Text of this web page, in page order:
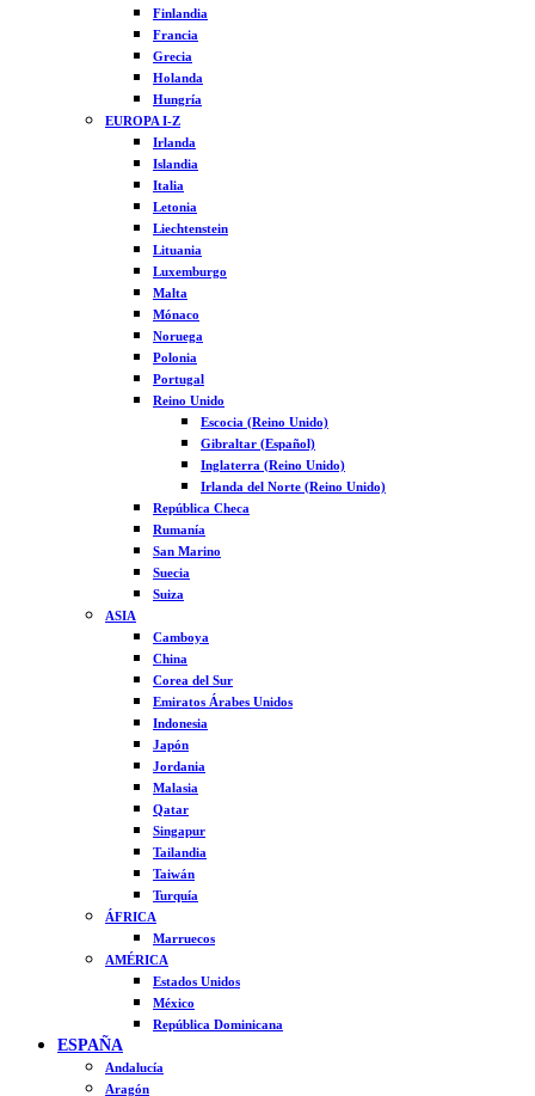
Finlandia
Francia
Grecia
Holanda
Hungría
EUROPA I-Z
Irlanda
Islandia
Italia
Letonia
Liechtenstein
Lituania
Luxemburgo
Malta
Mónaco
Noruega
Polonia
Portugal
Reino Unido
Escocia (Reino Unido)
Gibraltar (Español)
Inglaterra (Reino Unido)
Irlanda del Norte (Reino Unido)
República Checa
Rumanía
San Marino
Suecia
Suiza
ASIA
Camboya
China
Corea del Sur
Emiratos Árabes Unidos
Indonesia
Japón
Jordania
Malasia
Qatar
Singapur
Tailandia
Taiwán
Turquía
ÁFRICA
Marruecos
AMÉRICA
Estados Unidos
México
República Dominicana
ESPAÑA
Andalucía
Aragón